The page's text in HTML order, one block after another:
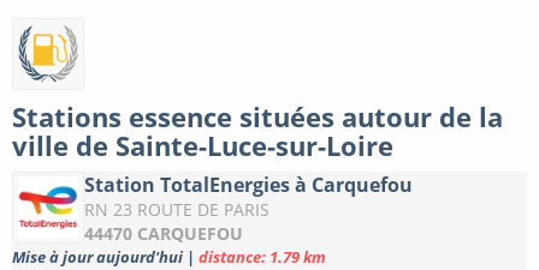
Stations essence situées autour de la
ville de Sainte-Luce-sur-Loire
Station TotalEnergies à Carquefou
RN 23 ROUTE DE PARIS
44470 CARQUEFOU
Mise à jour aujourd'hui | distance: 1.79 km